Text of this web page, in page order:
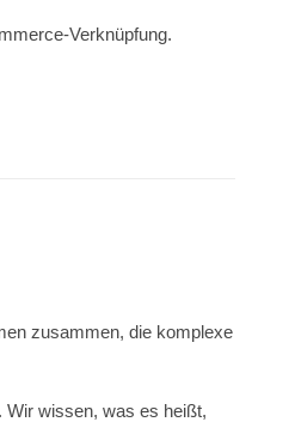
Verknüpfung.
zusammen, die komplexe
Wir wissen, was es heißt,